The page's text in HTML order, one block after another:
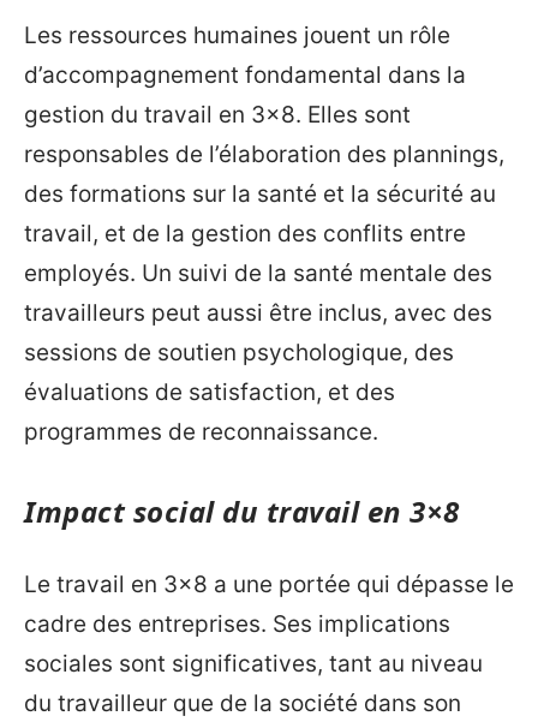
Les ressources humaines jouent un rôle
d’accompagnement fondamental dans la
gestion du travail en 3×8. Elles sont
responsables de l’élaboration des plannings,
des formations sur la santé et la sécurité au
travail, et de la gestion des conflits entre
employés. Un suivi de la santé mentale des
travailleurs peut aussi être inclus, avec des
sessions de soutien psychologique, des
évaluations de satisfaction, et des
programmes de reconnaissance.
Impact social du travail en 3×8
Le travail en 3×8 a une portée qui dépasse le
cadre des entreprises. Ses implications
sociales sont significatives, tant au niveau
du travailleur que de la société dans son